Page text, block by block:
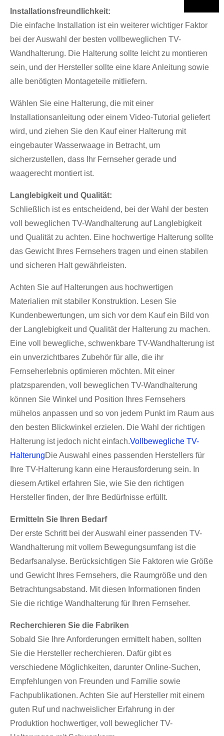
Installationsfreundlichkeit:
Die einfache Installation ist ein weiterer wichtiger Faktor
bei der Auswahl der besten vollbeweglichen TV-
Wandhalterung. Die Halterung sollte leicht zu montieren
sein, und der Hersteller sollte eine klare Anleitung sowie
alle benötigten Montageteile mitliefern.
Wählen Sie eine Halterung, die mit einer
Installationsanleitung oder einem Video-Tutorial geliefert
wird, und ziehen Sie den Kauf einer Halterung mit
eingebauter Wasserwaage in Betracht, um
sicherzustellen, dass Ihr Fernseher gerade und
waagerecht montiert ist.
Langlebigkeit und Qualität:
Schließlich ist es entscheidend, bei der Wahl der besten
voll beweglichen TV-Wandhalterung auf Langlebigkeit
und Qualität zu achten. Eine hochwertige Halterung sollte
das Gewicht Ihres Fernsehers tragen und einen stabilen
und sicheren Halt gewährleisten.
Achten Sie auf Halterungen aus hochwertigen
Materialien mit stabiler Konstruktion. Lesen Sie
Kundenbewertungen, um sich vor dem Kauf ein Bild von
der Langlebigkeit und Qualität der Halterung zu machen.
Eine voll bewegliche, schwenkbare TV-Wandhalterung ist
ein unverzichtbares Zubehör für alle, die ihr
Fernseherlebnis optimieren möchten. Mit einer
platzsparenden, voll beweglichen TV-Wandhalterung
können Sie Winkel und Position Ihres Fernsehers
mühelos anpassen und so von jedem Punkt im Raum aus
den besten Blickwinkel erzielen. Die Wahl der richtigen
Halterung ist jedoch nicht einfach.Vollbewegliche TV-
HalterungDie Auswahl eines passenden Herstellers für
Ihre TV-Halterung kann eine Herausforderung sein. In
diesem Artikel erfahren Sie, wie Sie den richtigen
Hersteller finden, der Ihre Bedürfnisse erfüllt.
Ermitteln Sie Ihren Bedarf
Der erste Schritt bei der Auswahl einer passenden TV-
Wandhalterung mit vollem Bewegungsumfang ist die
Bedarfsanalyse. Berücksichtigen Sie Faktoren wie Größe
und Gewicht Ihres Fernsehers, die Raumgröße und den
Betrachtungsabstand. Mit diesen Informationen finden
Sie die richtige Wandhalterung für Ihren Fernseher.
Recherchieren Sie die Fabriken
Sobald Sie Ihre Anforderungen ermittelt haben, sollten
Sie die Hersteller recherchieren. Dafür gibt es
verschiedene Möglichkeiten, darunter Online-Suchen,
Empfehlungen von Freunden und Familie sowie
Fachpublikationen. Achten Sie auf Hersteller mit einem
guten Ruf und nachweislicher Erfahrung in der
Produktion hochwertiger, voll beweglicher TV-